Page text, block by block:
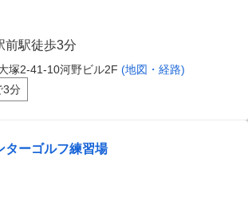
前駅徒歩3分
塚2-41-10河野ビル2F (地図・経路)
3分
ターゴルフ練習場